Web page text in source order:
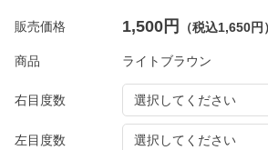
販売価格 1,500円 （税込1,650円）
商品
右目度数
左目度数